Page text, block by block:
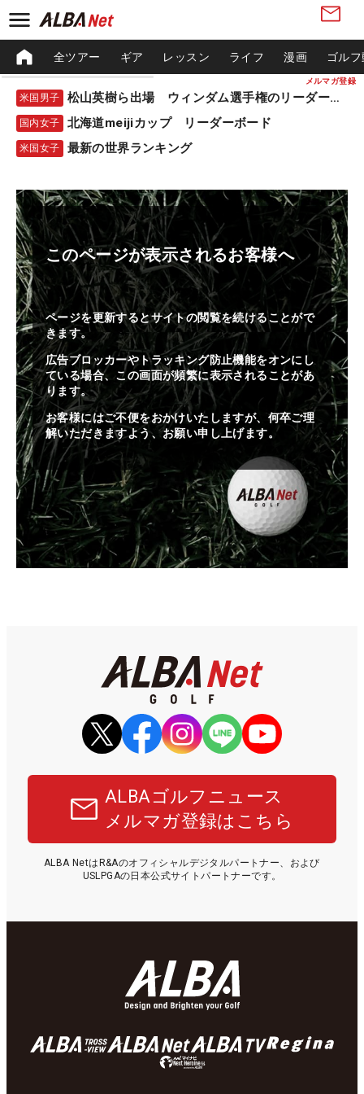
メルマガ登録
全ツアー ギア レッスン ライフ 漫画 ゴル
米国男子 松山英樹ら出場 ウィンダム選手権のリーダーボード
国内女子 北海道meijiカップ リーダーボード
米国女子 最新の世界ランキング
このページが表示されるお客様へ
ページを更新するとサイトの閲覧を続けることがで
きます。
広告ブロッカーやトラッキング防止機能をオンにし
ている場合、この画面が頻繁に表示されることがあ
ります。
お客様にはご不便をおかけいたしますが、何卒ご理
解いただきますよう、お願い申し上げます。
ALBAゴルフニュース
メルマガ登録はこちら
ALBA NetはR&Aのオフィシャルデジタルパートナー、および
USLPGAの日本公式サイトパートナーです。